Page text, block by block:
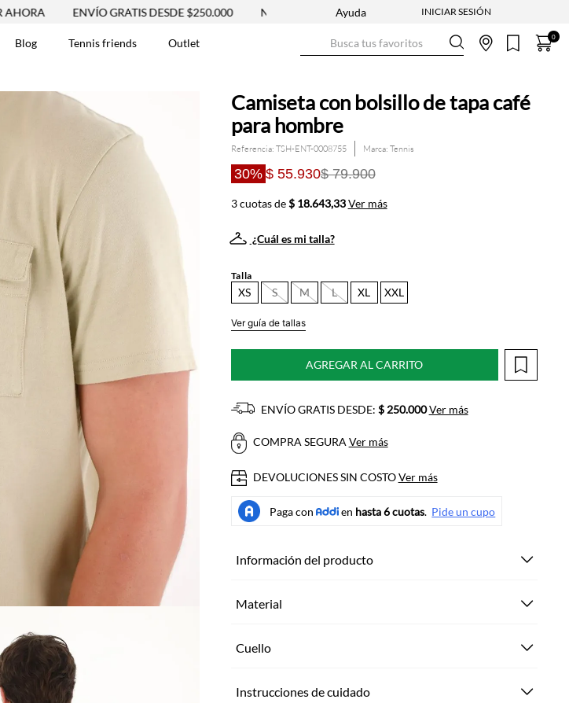
ENVÍO GRATIS DESDE $250.000 NUEVA COLECCIÓN ENTRA YA ENVÍO GRATIS DESDE $250.000
Ayuda
Blog Tennis friends Outlet 0
Camiseta con bolsillo de tapa café
para hombre
Referencia: TSH-ENT-0008755 Tennis
30% $ 55.930$ 79.900
3 cuotas de$ 18.643,33 Ver más
¿Cuál es mi talla?
Talla
XS S M L XL XXL
Ver guía de tallas
AGREGAR AL CARRITO
ENVÍO GRATIS DESDE: $ 250.000 Ver más
COMPRA SEGURA Ver más
DEVOLUCIONES SIN COSTOVer más
Información del producto
Material
Cuello
Instrucciones de cuidado